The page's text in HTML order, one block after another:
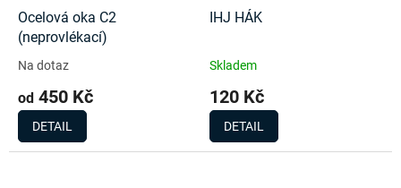
Ocelová oka C2
(neprovlékací)
Na dotaz
od 450 Kč
DETAIL
IHJ HÁK
Skladem
120 Kč
DETAIL